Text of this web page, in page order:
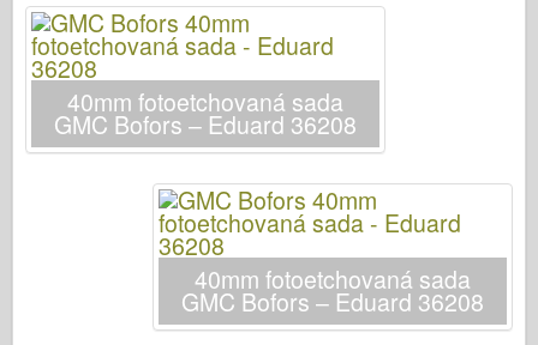
Friulmodel
Hasegawa
Heller
HobbyBoss
Modely IBG
Meng Model
40mm fotoetchovaná sada
GMC Bofors – Eduard 36208
40mm fotoetchovaná sada
GMC Bofors – Eduard 36208